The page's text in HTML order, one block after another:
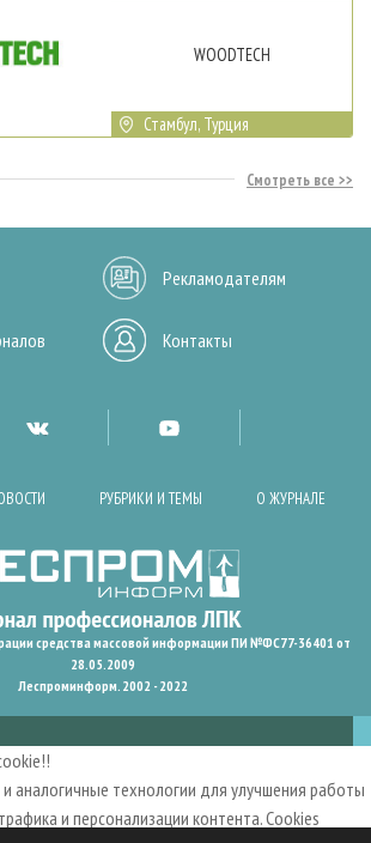
WOODTECH
Стамбул, Турция
Смотреть все
Рекламодателям
Контакты
РУБРИКИ И ТЕМЫ О ЖУРНАЛЕ
средства массовой информации ПИ №ФС77-36401 от
28.05.2009
Леспроминформ. 2002 - 2022
аналогичные технологии для улучшения работы
и персонализации контента. Cookies